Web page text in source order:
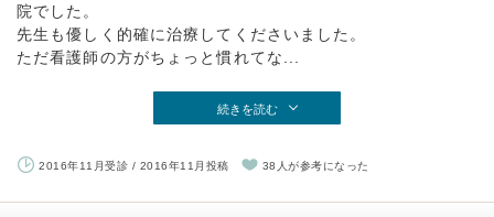
院でした。
先生も優しく的確に治療してくださいました。
ただ看護師の方がちょっと慣れてな...
続きを読む
2016年11月受診 / 2016年11月投稿 38人が参考になった